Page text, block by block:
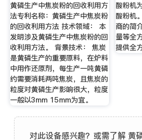
黄磷生产中焦炭粉的回收利用方
法专利名称：黄磷生产中焦炭粉
的回收利用方法 技术领域： 本
发明涉及黄磷生产中焦炭粉的回
收利用方法。 背景技术： 焦炭
是黄磷生产的重要原料，在炉料
中用作还原剂，每生产一吨黄磷
约需要消耗两吨焦炭，且焦炭的
粒度对黄磷生产影响很大，粒度
一般以3mm 15mm为宜。
酸粉机
酸粉机
商的简
量等全
提供全
对此设备感兴趣？或需了解 黄